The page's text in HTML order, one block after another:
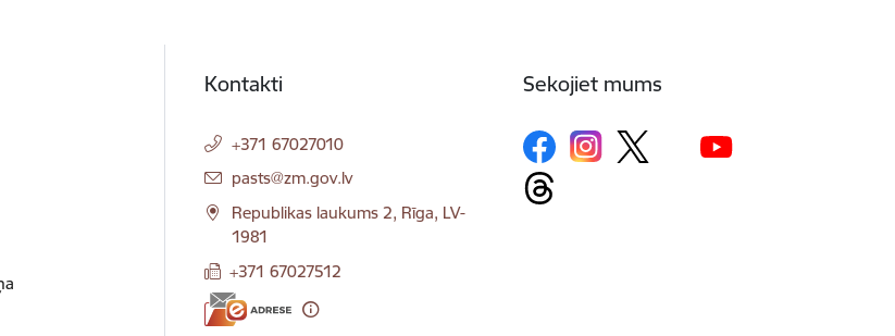
Kontakti
+371 67027010
E-pasts:
pasts@zm.gov.lv
Republikas laukums 2, Rīga, LV-
1981
+371 67027512
Sekojiet mums